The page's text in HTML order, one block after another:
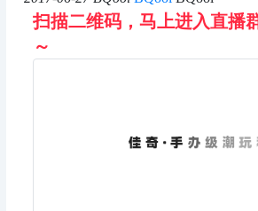
扫描二维码，马上进入直播
～